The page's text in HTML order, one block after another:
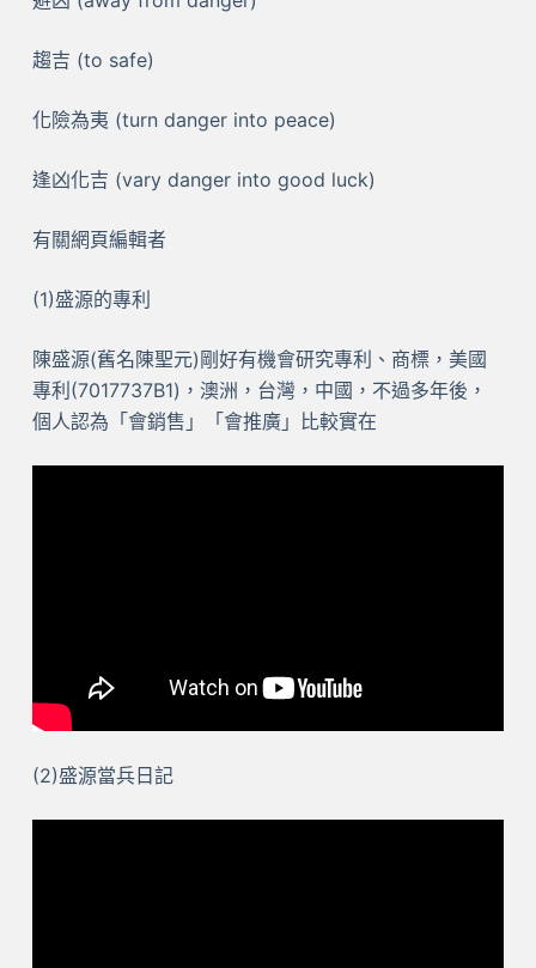
趨吉 (to safe)
化險為夷 (turn danger into peace)
逢凶化吉 (vary danger into good luck)
有關網頁編輯者
(1)盛源的專利
陳盛源(舊名陳聖元)剛好有機會研究專利、商標，美國
專利(7017737B1)，澳洲，台灣，中國，不過多年後，
個人認為「會銷售」「會推廣」比較實在
(2)盛源當兵日記